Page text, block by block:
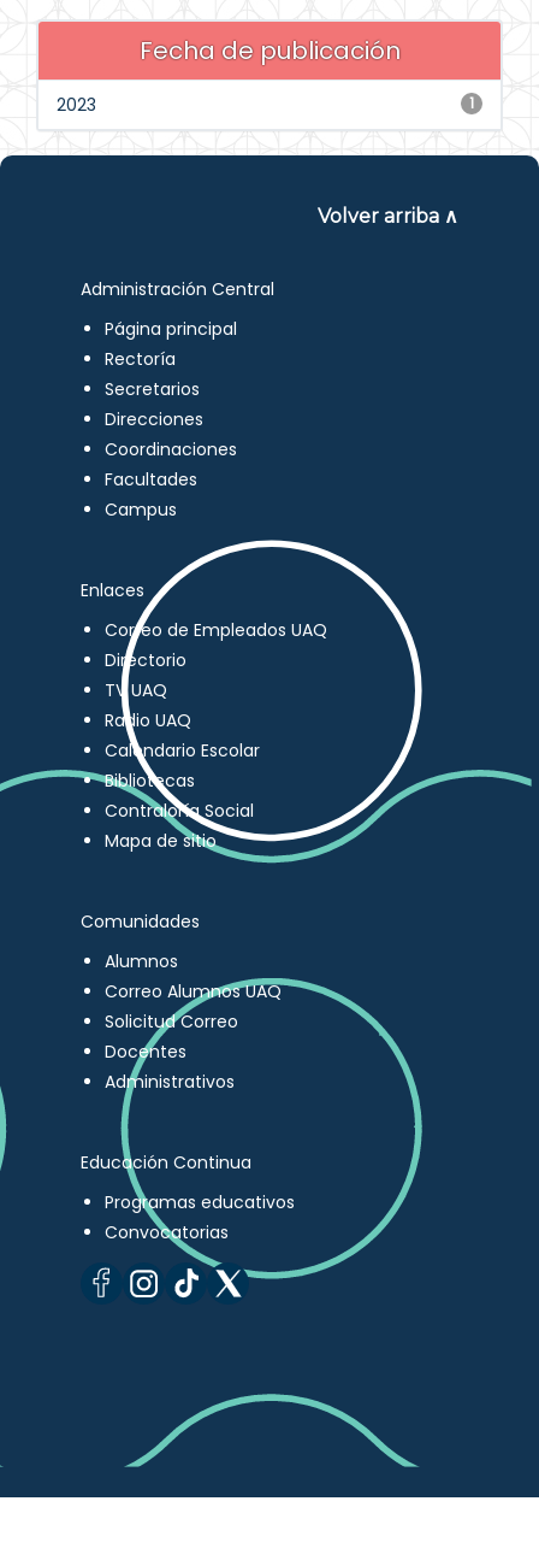
Fecha de publicación
1
2023
Volver arriba ∧
Administración Central
Página principal
Rectoría
Secretarios
Direcciones
Coordinaciones
Facultades
Campus
Enlaces
Correo de Empleados UAQ
Directorio
TV UAQ
Radio UAQ
Calendario Escolar
Bibliotecas
Contraloría Social
Mapa de sitio
Comunidades
Alumnos
Correo Alumnos UAQ
Solicitud Correo
Docentes
Administrativos
Educación Continua
Programas educativos
Convocatorias